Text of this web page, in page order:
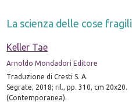
La scienza delle cose fragili
Keller Tae
Arnoldo Mondadori Editore
Traduzione di Cresti S. A.
Segrate, 2018; ril., pp. 310, cm 20x20.
(Contemporanea).